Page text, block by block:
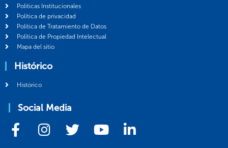
Politicas Institucionales
Política de privacidad
Política de Tratamiento de Datos
Política de Propiedad Intelectual
Mapa del sitio
Histórico
Histórico
Social Media